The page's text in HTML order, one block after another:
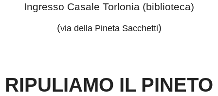
Ingresso Casale Torlonia (biblioteca)
(via della Pineta Sacchetti)
RIPULIAMO IL PINETO